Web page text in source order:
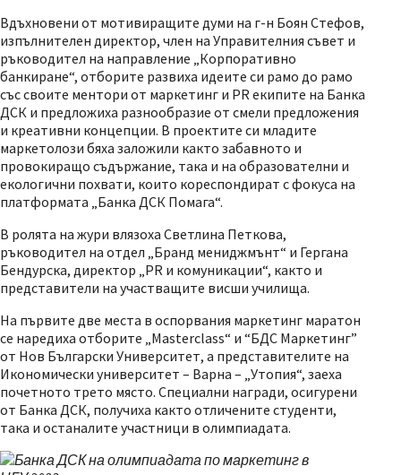
Вдъхновени от мотивиращите думи на г-н Боян Стефов,
изпълнителен директор, член на Управителния съвет и
ръководител на направление „Корпоративно
банкиране“, отборите развиха идеите си рамо до рамо
със своите ментори от маркетинг и PR екипите на Банка
ДСК и предложиха разнообразие от смели предложения
и креативни концепции. В проектите си младите
маркетолози бяха заложили както забавното и
провокиращо съдържание, така и на образователни и
екологични похвати, които кореспондират с фокуса на
платформата „Банка ДСК Помага“.
В ролята на жури влязоха Светлина Петкова,
ръководител на отдел „Бранд мениджмънт“ и Гергана
Бендурска, директор „PR и комуникации“, както и
представители на участващите висши училища.
На първите две места в оспорвания маркетинг маратон
се наредиха отборите „Masterclass“ и “БДС Маркетинг”
от Нов Български Университет, а представителите на
Икономически университет – Варна – „Утопия“, заеха
почетното трето място. Специални награди, осигурени
от Банка ДСК, получиха както отличените студенти,
така и останалите участници в олимпиадата.